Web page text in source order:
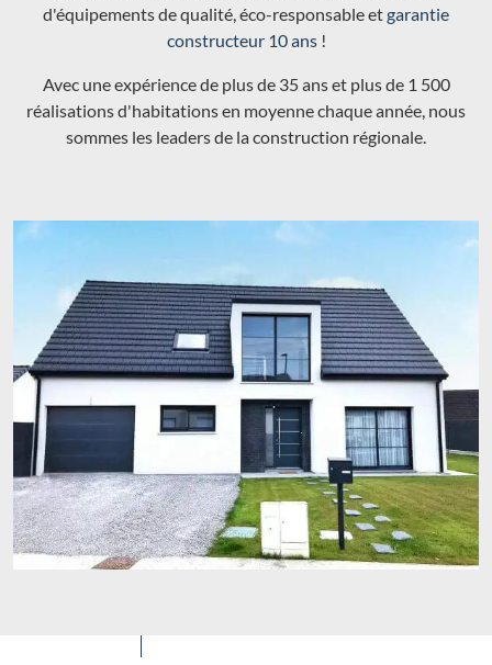
d'équipements de qualité, éco-responsable etgarantie
constructeur 10 ans!
Avec une expérience de plus de 35 ans et plus de 1 500
réalisations d'habitations en moyenne chaque année, nous
sommes les leaders de la construction régionale.